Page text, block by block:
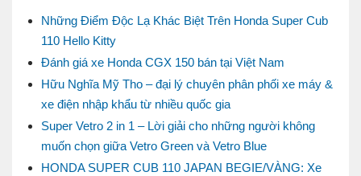
Những Điểm Độc Lạ Khác Biệt Trên Honda Super Cub
110 Hello Kitty
Đánh giá xe Honda CGX 150 bán tại Việt Nam
Hữu Nghĩa Mỹ Tho – đại lý chuyên phân phối xe máy &
xe điện nhập khẩu từ nhiều quốc gia
Super Vetro 2 in 1 – Lời giải cho những người không
muốn chọn giữa Vetro Green và Vetro Blue
HONDA SUPER CUB 110 JAPAN BEGIE/VÀNG: Xe